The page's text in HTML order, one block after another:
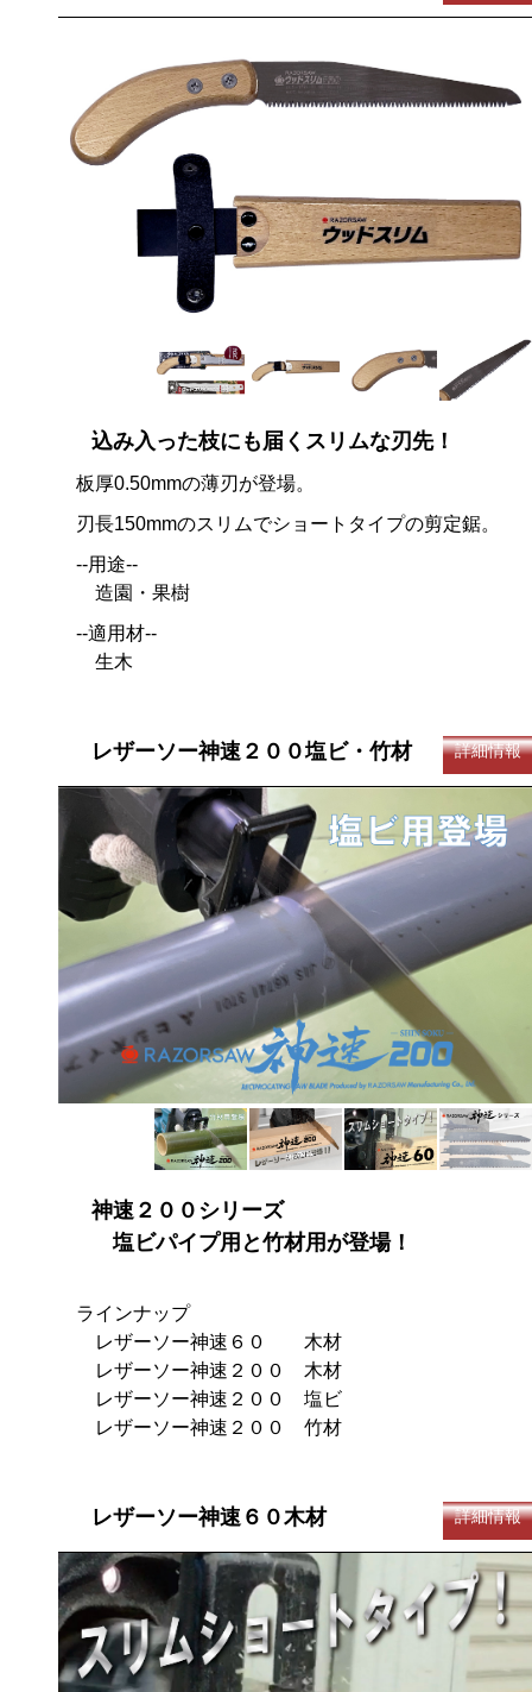
込み入った枝にも届くスリムな刃先！
板厚0.50mmの薄刃が登場。
刃長150mmのスリムでショートタイプの剪定鋸。
--用途--
造園・果樹
--適用材--
生木
レザーソー神速２００塩ビ・竹材 詳細情報
神速２００シリーズ
塩ビパイプ用と竹材用が登場！
ラインナップ
レザーソー神速６０ 木材
レザーソー神速２００ 木材
レザーソー神速２００ 塩ビ
レザーソー神速２００ 竹材
レザーソー神速６０木材 詳細情報